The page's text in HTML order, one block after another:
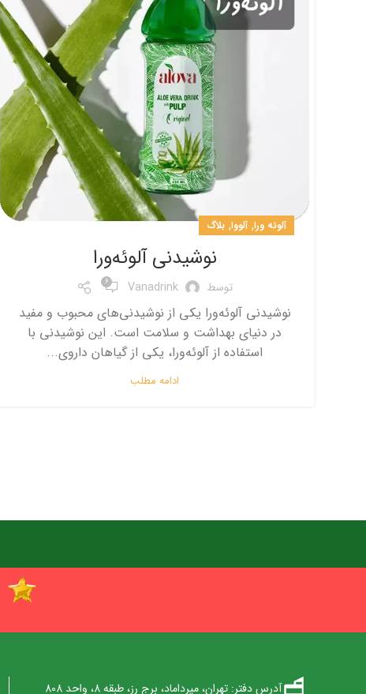
آلوئه ورا, آلووا, بلاگ
نوشیدنی آلوئه‌ورا
توسط Vanadrink
6
نوشیدنی آلوئه‌ورا یکی از نوشیدنی‌های محبوب و مفید
در دنیای بهداشت و سلامت است. این نوشیدنی با
استفاده از آلوئه‌ورا، یکی از گیاهان داروی...
ادامه مطلب
آدرس دفتر: تهران، میرداماد، برج رز، طبقه 8، واحد 808